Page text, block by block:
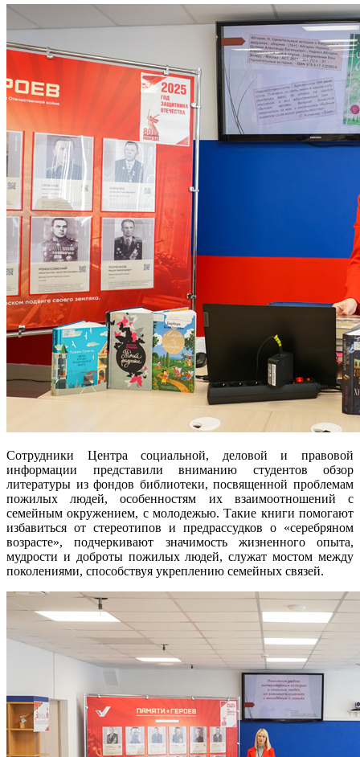
Сотрудники Центра социальной, деловой и правовой
информации представили вниманию студентов обзор
литературы из фондов библиотеки, посвященной проблемам
пожилых людей, особенностям их взаимоотношений с
семейным окружением, с молодежью. Такие книги помогают
избавиться от стереотипов и предрассудков о «серебряном
возрасте», подчеркивают значимость жизненного опыта,
мудрости и доброты пожилых людей, служат мостом между
поколениями, способствуя укреплению семейных связей.